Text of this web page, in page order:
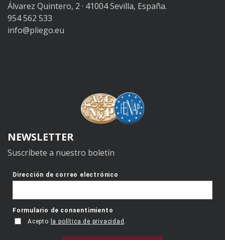
Álvarez Quintero, 2 · 41004 Sevilla, España.
954 562 533
info@pliego.eu
NEWSLETTER
Suscríbete a nuestro boletín